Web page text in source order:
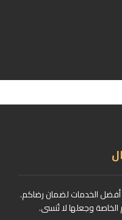
الخدمات لضمان رضاكم.
وجعلها لا تُنسى.